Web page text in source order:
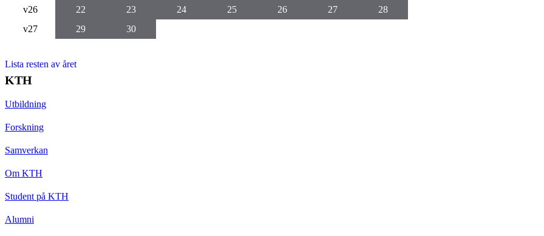
v26
22 23 24 25 26 27
28
v27
29 30
Lista resten av året
KTH
Utbildning
Forskning
Samverkan
Om KTH
Student på KTH
Alumni